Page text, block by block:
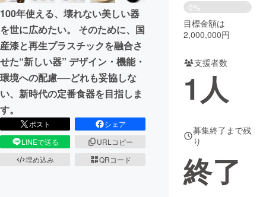
まちづくり・地域活性化
CAMPFIRE for Social Good
CAMPFIRE Creation
CAMPFIREふるさと納税 machi-ya コミュニティ
100年使える、壊れない美しい器
を世に広めたい。 そのために、国
産漆と再生プラスチックを融合さ
せた“新しい器” デザイン・機能・
環境への配慮──どれも妥協しな
い、新時代の定番食器を目指しま
す。
ポスト
シェア
LINEで送る
URLコピー
埋め込み
QRコード
0%
目標金額は
2,000,000円
支援者数
1人
募集終了まで残
り
終了